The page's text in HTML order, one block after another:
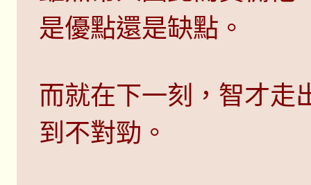
是優點還是缺點。
而就在下一刻，智才走
到不對勁。